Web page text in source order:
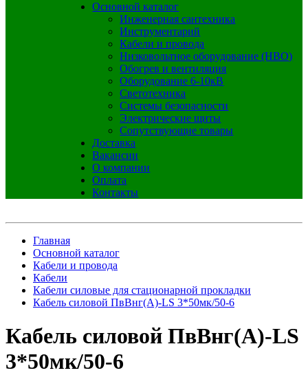
Основной каталог
Инженерная сантехника
Инструментарий
Кабели и провода
Низковольтное оборудование (НВО)
Обогрев и вентиляция
Оборудование 6-10кВ
Светотехника
Системы безопасности
Электрические щиты
Сопутствующие товары
Доставка
Вакансии
О компании
Оплата
Контакты
Главная
Основной каталог
Кабели и провода
Кабели
Кабели силовые для стационарной прокладки
Кабель силовой ПвВнг(А)-LS 3*50мк/50-6
Кабель силовой ПвВнг(А)-LS
3*50мк/50-6